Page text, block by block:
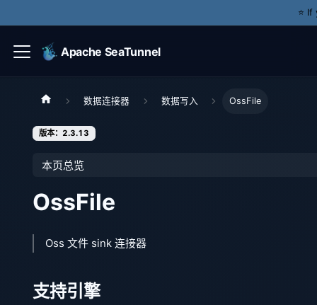
⭐️
Apache SeaTunnel
数据连接器 数据写入 OssFile
版本：2.3.13
本页总览
OssFile
Oss 文件 sink 连接器
支持引擎